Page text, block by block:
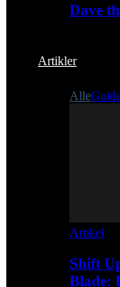
Dave
Artikler
Alle
Artikel
Shift
Blade: